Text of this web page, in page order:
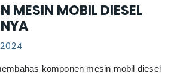
MESIN MOBIL DIESEL
komponen mesin mobil diesel